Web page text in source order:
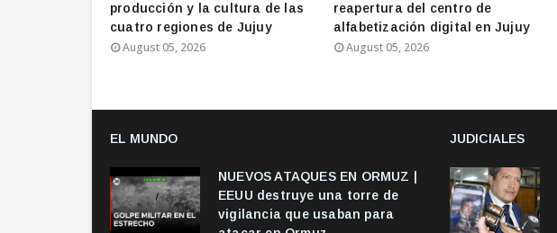
producción y la cultura de las
cuatro regiones de Jujuy
August 05, 2026
reapertura del centro de
alfabetización digital en Jujuy
August 05, 2026
EL MUNDO
NUEVOS ATAQUES EN ORMUZ |
EEUU destruye una torre de
vigilancia que usaban para
JUDICIALES